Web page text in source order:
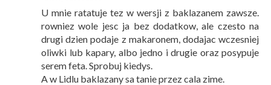
U mnie ratatuje tez w wersji z baklazanem zawsze.
rowniez wole jesc ja bez dodatkow, ale czesto na
drugi dzien podaje z makaronem, dodajac wczesniej
oliwki lub kapary, albo jedno i drugie oraz posypuje
serem feta. Sprobuj kiedys.
A w Lidlu baklazany sa tanie przez cala zime.